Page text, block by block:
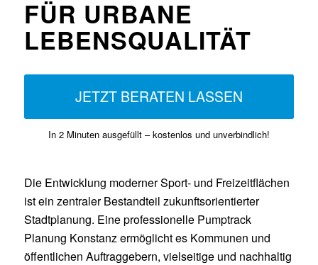
FÜR URBANE
LEBENSQUALITÄT
JETZT BERATEN LASSEN
In 2 Minuten ausgefüllt – kostenlos und unverbindlich!
Die Entwicklung moderner Sport- und Freizeitflächen
ist ein zentraler Bestandteil zukunftsorientierter
Stadtplanung. Eine professionelle Pumptrack
Planung Konstanz ermöglicht es Kommunen und
öffentlichen Auftraggebern, vielseitige und nachhaltig